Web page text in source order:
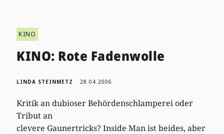
KINO
KINO: Rote Fadenwolle
LINDA STEINMETZ 28.04.2006
Kritik an dubioser Behördenschlamperei oder
Tribut an
clevere Gaunertricks? Inside Man ist beides, aber